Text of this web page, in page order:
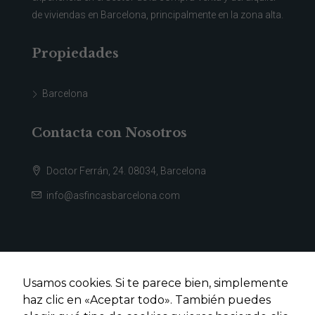
de viviendas en Barcelona, principalmente en la zona alta.
Propiedades
Barcelona
Contacta con Nosotros
Doctor Ferrán, 24. 08034, Barcelona
info@asfincasbarcelona.com
Usamos cookies. Si te parece bien, simplemente
haz clic en «Aceptar todo». También puedes
nuestro sitio,
aumentas la